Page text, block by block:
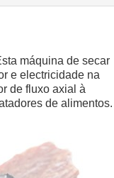
máquina de secar
e electricidade na
de fluxo axial à
de alimentos.